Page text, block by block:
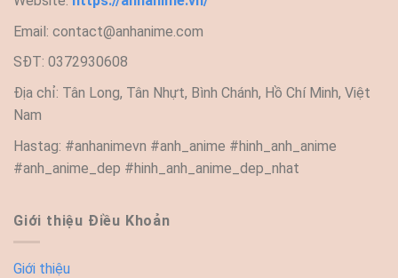
Email: contact@anhanime.com
SĐT: 0372930608
Địa chỉ: Tân Long, Tân Nhựt, Bình Chánh, Hồ Chí Minh, Việt
Nam
Hastag: #anhanimevn #anh_anime #hinh_anh_anime
#anh_anime_dep #hinh_anh_anime_dep_nhat
Giới thiệu Điều Khoản
Giới thiệu